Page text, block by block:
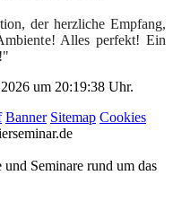
der herzliche Empfang,
Alles perfekt! Ein
um 20:19:38 Uhr.
Banner Sitemap Cookies
Seminare rund um das